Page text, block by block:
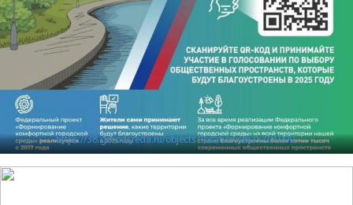
https://38.gorodsreda.ru/objects?location=m25701000.